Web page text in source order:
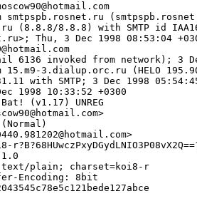
smtpspb.rosnet.ru
(8.8.8/8.8.8) with SMTP id
Thu, 3 Dec 1998 08:53:04
6136 invoked from network); 3
15.m9-3.dialup.orc.ru (HELO
with SMTP; 3 Dec 1998
1998 10:33:52 +0300
(v1.17) UNREG
text/plain; charset=koi8-r
Encoding: 8bit